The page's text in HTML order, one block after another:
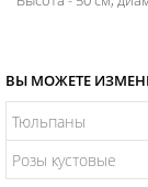
ВЫ МОЖЕТЕ
Тюльпаны
Розы кустовые